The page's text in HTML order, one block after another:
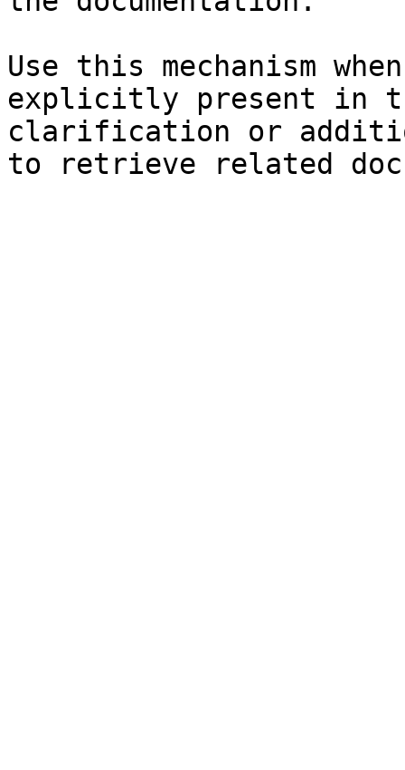
Use this mechanism
explicitly present in
clarification or